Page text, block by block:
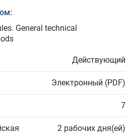
General technical
Действующий
Электронный (PDF)
7
2 рабочих дня(ей)